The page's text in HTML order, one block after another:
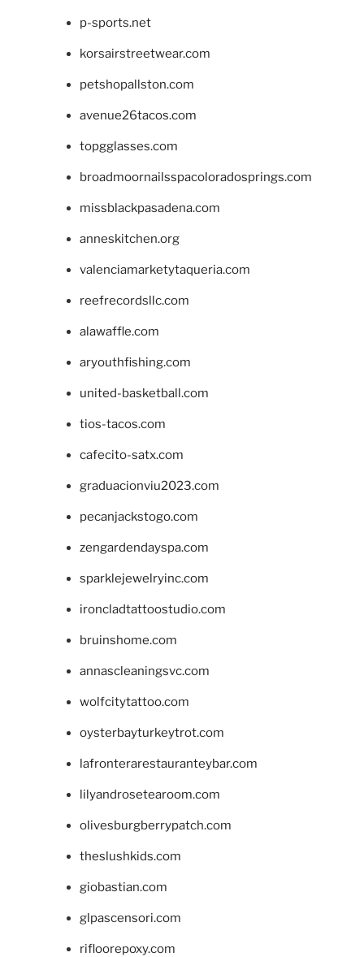
p-sports.net
korsairstreetwear.com
petshopallston.com
avenue26tacos.com
topgglasses.com
broadmoornailsspacoloradosprings.com
missblackpasadena.com
anneskitchen.org
valenciamarketytaqueria.com
reefrecordsllc.com
alawaffle.com
aryouthfishing.com
united-basketball.com
tios-tacos.com
cafecito-satx.com
graduacionviu2023.com
pecanjackstogo.com
zengardendayspa.com
sparklejewelryinc.com
ironcladtattoostudio.com
bruinshome.com
annascleaningsvc.com
wolfcitytattoo.com
oysterbayturkeytrot.com
lafronterarestauranteybar.com
lilyandrosetearoom.com
olivesburgberrypatch.com
theslushkids.com
giobastian.com
glpascensori.com
rifloorepoxy.com